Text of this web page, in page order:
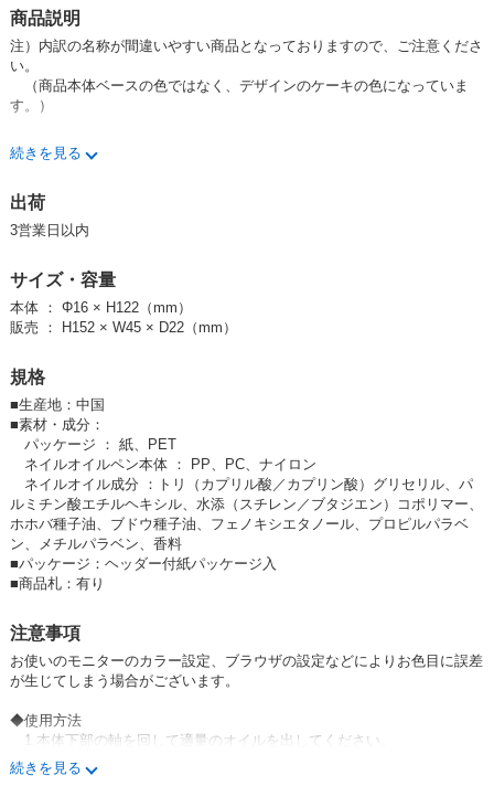
商品説明
注）内訳の名称が間違いやすい商品となっておりますので、ご注意くださ
い。
（商品本体ベースの色ではなく、デザインのケーキの色になっていま
す。）
その他の【コスメ雑貨】はコチラをクリック♪
・ホホバオイル＆アルガンオイル配合でしっかり保湿
・塗りやすい筆ペンタイプ
・ポーチに入れていつでも手軽に指先ケア！
・お手頃価格＆可愛いギフトパッケージでプレゼントにお勧め♪
・苺のケーキをイメージした可愛いデザインで甘く幸せな気分をお届け
する、
ジューシーココならではのバースデイギフトです
検索ワード
■ギフト・プチギフト・プレゼント
■その他雑貨
■コスメ雑貨・化粧品
■母の日・敬老の日
■行楽・外出・おでかけ・通学・通勤
■シンプル
■999円以下・プチプライス
続きを見る
出荷
3営業日以内
サイズ・容量
本体 ： Φ16 × H122（mm）
販売 ： H152 × W45 × D22（mm）
規格
■生産地：中国
■素材・成分：
パッケージ ： 紙、PET
ネイルオイルペン本体 ： PP、PC、ナイロン
ネイルオイル成分 ：トリ（カプリル酸／カプリン酸）グリセリル、パ
ルミチン酸エチルヘキシル、水添（スチレン／ブタジエン）コポリマー、
ホホバ種子油、ブドウ種子油、フェノキシエタノール、プロピルパラベ
ン、メチルパラベン、香料
■パッケージ：ヘッダー付紙パッケージ入
■商品札：有り
注意事項
お使いのモニターのカラー設定、ブラウザの設定などによりお色目に誤差
が生じてしまう場合がございます。
◆使用方法
1.本体下部の軸を回して適量のオイルを出してください。
2.爪と甘皮に適量を塗り、指先でマッサージしてください。
3.ペン先が乾いた場合は、本体下部の軸を回して適量のオイルをなじま
続きを見る